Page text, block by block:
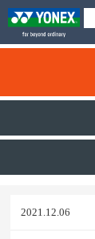
2021.12.06